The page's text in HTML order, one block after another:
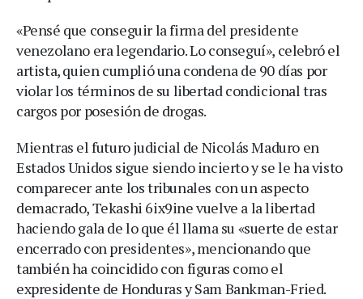
«Pensé que conseguir la firma del presidente
venezolano era legendario. Lo conseguí», celebró el
artista, quien cumplió una condena de 90 días por
violar los términos de su libertad condicional tras
cargos por posesión de drogas.
Mientras el futuro judicial de Nicolás Maduro en
Estados Unidos sigue siendo incierto y se le ha visto
comparecer ante los tribunales con un aspecto
demacrado, Tekashi 6ix9ine vuelve a la libertad
haciendo gala de lo que él llama su «suerte de estar
encerrado con presidentes», mencionando que
también ha coincidido con figuras como el
expresidente de Honduras y Sam Bankman-Fried.